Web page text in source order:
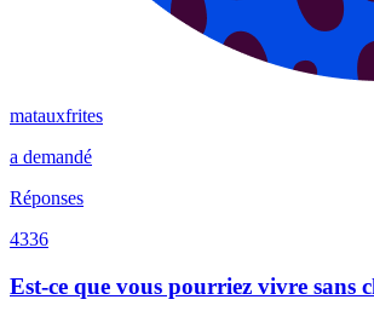
matauxfrites
a demandé
Réponses
4336
Est-ce que vous pourriez vivre sans